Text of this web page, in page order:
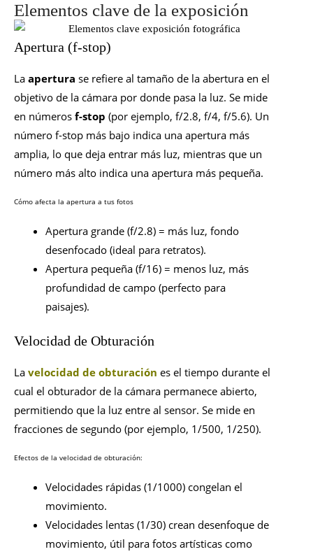
Elementos clave de la exposición
Apertura (f-stop)
La apertura se refiere al tamaño de la abertura en el
objetivo de la cámara por donde pasa la luz. Se mide
en números f-stop (por ejemplo, f/2.8, f/4, f/5.6). Un
número f-stop más bajo indica una apertura más
amplia, lo que deja entrar más luz, mientras que un
número más alto indica una apertura más pequeña.
Cómo afecta la apertura a tus fotos
Apertura grande (f/2.8) = más luz, fondo
desenfocado (ideal para retratos).
Apertura pequeña (f/16) = menos luz, más
profundidad de campo (perfecto para
paisajes).
Velocidad de Obturación
La velocidad de obturación es el tiempo durante el
cual el obturador de la cámara permanece abierto,
permitiendo que la luz entre al sensor. Se mide en
fracciones de segundo (por ejemplo, 1/500, 1/250).
Efectos de la velocidad de obturación:
Velocidades rápidas (1/1000) congelan el
movimiento.
Velocidades lentas (1/30) crean desenfoque de
movimiento, útil para fotos artísticas como